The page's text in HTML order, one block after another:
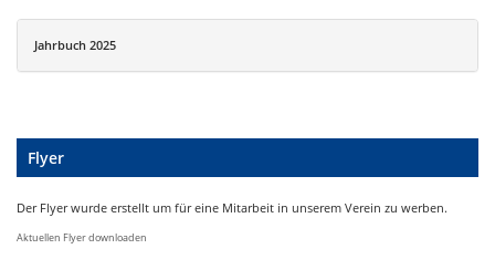
Jahrbuch 2025
Flyer
Der Flyer wurde erstellt um für eine Mitarbeit in unserem Verein zu werben.
Aktuellen Flyer downloaden